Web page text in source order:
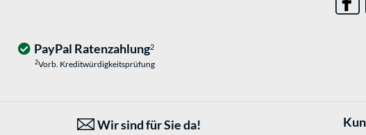
PayPal Ratenzahlung2
2Vorb. Kreditwürdigkeitsprüfung
Wir sind für Sie da!